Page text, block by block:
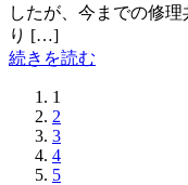
したが、今までの修
り […]
続きを読む
1
2
3
4
5